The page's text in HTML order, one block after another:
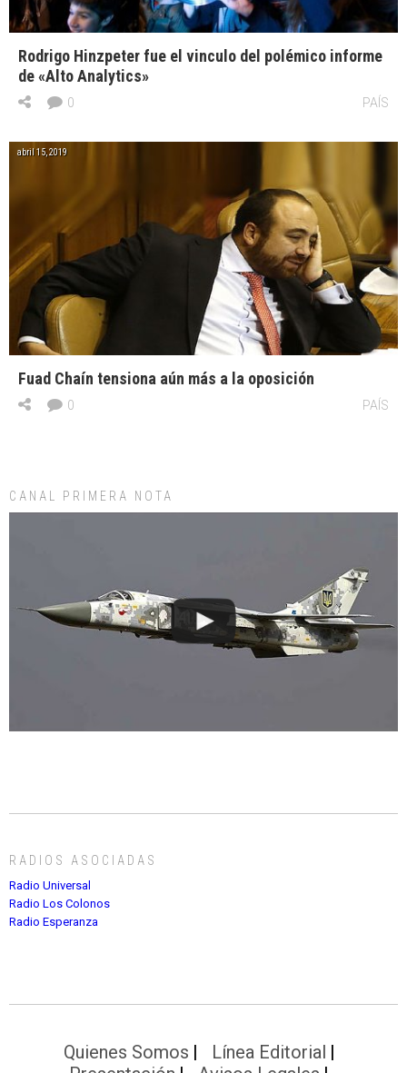
Rodrigo Hinzpeter fue el vinculo del polémico informe
de «Alto Analytics»
PAÍS
0
abril 15, 2019
Fuad Chaín tensiona aún más a la oposición
PAÍS
0
CANAL PRIMERA NOTA
RADIOS ASOCIADAS
Radio Universal
Radio Los Colonos
Radio Esperanza
Quienes Somos
Línea Editorial